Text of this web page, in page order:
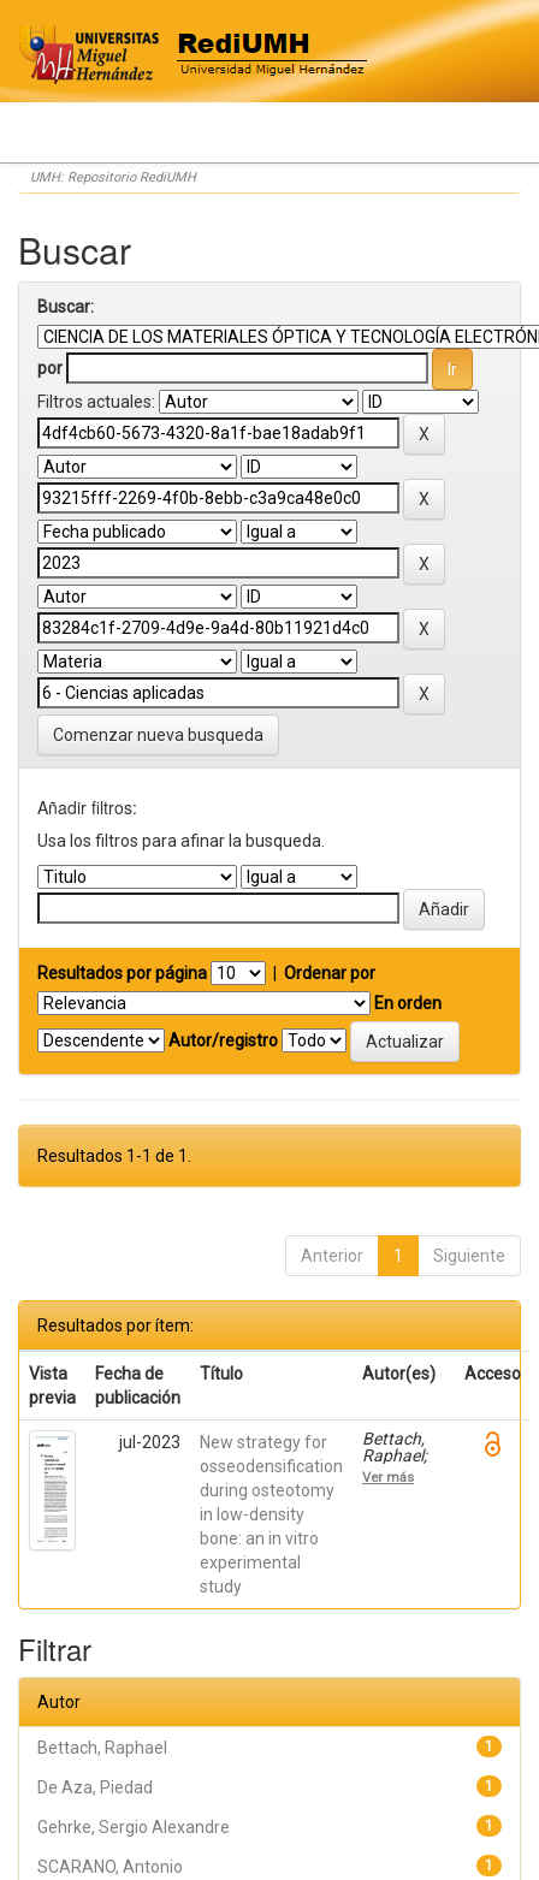
Skip
navigation
UMH: Repositorio RediUMH
Buscar
Buscar:
por
Filtros actuales:
Comenzar nueva busqueda
Añadir filtros:
Usa los filtros para afinar la busqueda.
Resultados por página
Ordenar por
En orden
Autor/registro
Resultados 1-1 de 1.
Anterior 1 Siguiente
Resultados por ítem:
Vista
previa
Fecha de
publicación
Título Autor(es) Acceso
jul-2023
New strategy for
osseodensification
during osteotomy
in low-density
bone: an in vitro
experimental
study
Bettach,
Raphael;
Boukhris,
Gilles; De
Antonio;
Vicentis;
Alexandre
Ver más
Filtrar
Autor
1
Bettach, Raphael
1
De Aza, Piedad
1
Gehrke, Sergio Alexandre
1
SCARANO, Antonio